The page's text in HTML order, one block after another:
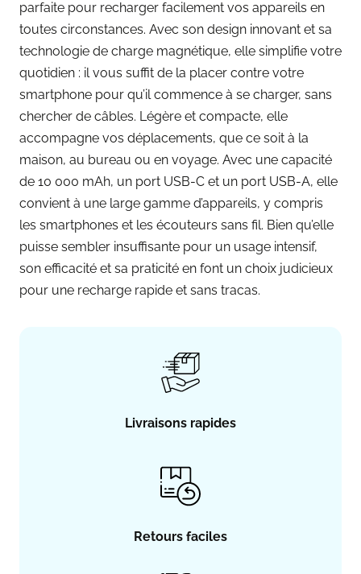
parfaite pour recharger facilement vos appareils en
toutes circonstances. Avec son design innovant et sa
technologie de charge magnétique, elle simplifie votre
quotidien : il vous suffit de la placer contre votre
smartphone pour qu’il commence à se charger, sans
chercher de câbles. Légère et compacte, elle
accompagne vos déplacements, que ce soit à la
maison, au bureau ou en voyage. Avec une capacité
de 10 000 mAh, un port USB-C et un port USB-A, elle
convient à une large gamme d’appareils, y compris
les smartphones et les écouteurs sans fil. Bien qu’elle
puisse sembler insuffisante pour un usage intensif,
son efficacité et sa praticité en font un choix judicieux
pour une recharge rapide et sans tracas.
Livraisons rapides
Retours faciles